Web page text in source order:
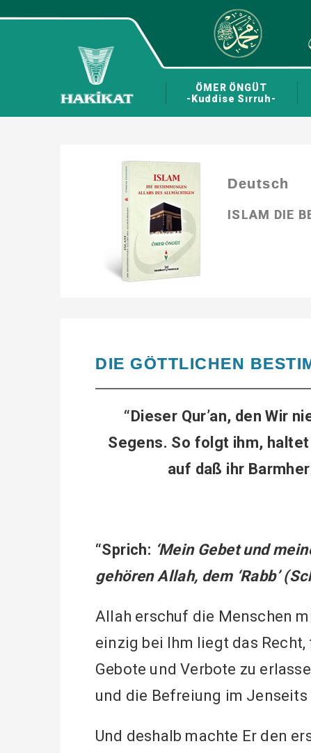
ÖMER ÖNGÜT
-Kuddise Sırruh-
Deutsch
ISLAM DIE
DIE GÖTTLICHEN
“Dieser Qur’an, den Wir
Segens. So folgt ihm,
auf daß ihr
“Sprich: ‘Mein Gebet und
gehören Allah, dem ‘Rabb’
Allah erschuf die Menschen
einzig bei Ihm liegt das
Gebote und Verbote zu
und die Befreiung im
Und deshalb machte Er den